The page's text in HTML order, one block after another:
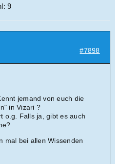
9
#7898
jemand von euch die
in Vizari ?
o.g. Falls ja, gibt es auch
mal bei allen Wissenden